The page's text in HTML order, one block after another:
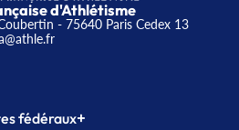
d'Athlétisme
- 75640 Paris Cedex 13
fédéraux+